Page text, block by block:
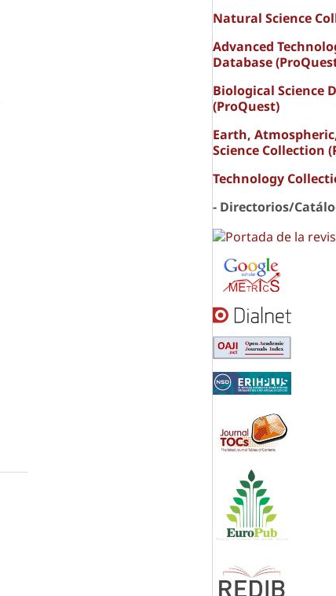
Natural Science
Advanced
Database
Biological Science
(ProQuest)
Earth,
Science Collection
Technology
- Directorios/